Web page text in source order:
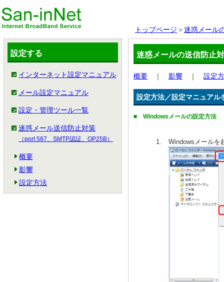
トップページ ＞迷惑メール
設定する
インターネット設定マニュアル
メール設定マニュアル
設定・管理ツール一覧
迷惑メール送信防止対策
（port 587、SMTP認証、OP25B）
概要
影響
設定方法
迷惑メールの送信防止
概要 ｜ 影響 ｜ 設定
設定方法／設定マニュアル
■ Windowsメールの設定方法
Windowsメールを